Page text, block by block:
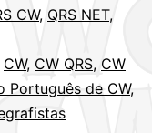
CW, QRS NET,
CW, CW QRS, CW
Português de CW,